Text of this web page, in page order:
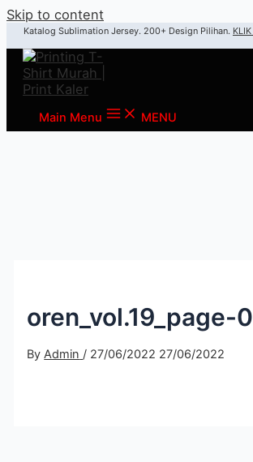
Skip to content
Katalog Sublimation Jersey. 200+ Design Pilihan.
Main Menu MENU
oren_vol.19_page-
ByAdmin / 27/06/2022 27/06/2022